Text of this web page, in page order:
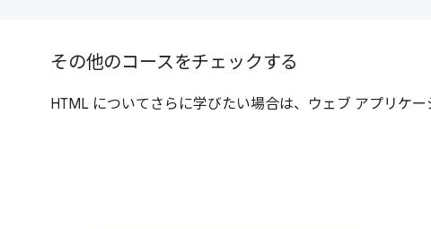
その他のコースをチェックする
HTML についてさらに学びたい場合は、ウェブ アプリケ